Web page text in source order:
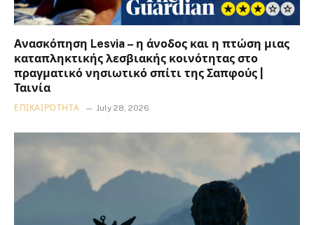
Ανασκόπηση Lesvia – η άνοδος και η πτώση μιας
καταπληκτικής λεσβιακής κοινότητας στο
πραγματικό νησιωτικό σπίτι της Σαπφούς |
Ταινία
ΕΠΙΚΑΙΡΌΤΗΤΑ July 28, 2026